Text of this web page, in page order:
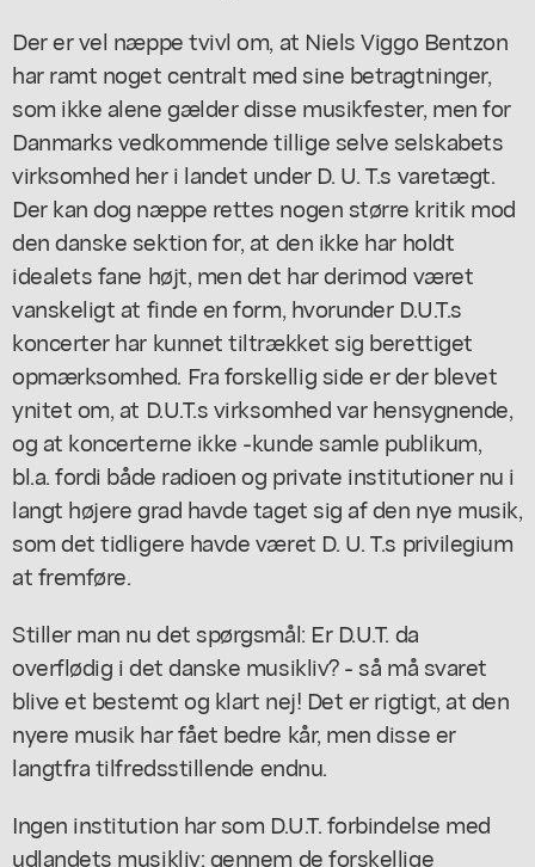
Der er vel næppe tvivl om, at Niels Viggo Bentzon
har ramt noget centralt med sine betragtninger,
som ikke alene gælder disse musikfester, men for
Danmarks vedkommende tillige selve selskabets
virksomhed her i landet under D. U. T.s varetægt.
Der kan dog næppe rettes nogen større kritik mod
den danske sektion for, at den ikke har holdt
idealets fane højt, men det har derimod været
vanskeligt at finde en form, hvorunder D.U.T.s
koncerter har kunnet tiltrækket sig berettiget
opmærksomhed. Fra forskellig side er der blevet
ynitet om, at D.U.T.s virksomhed var hensygnende,
og at koncerterne ikke -kunde samle publikum,
bl.a. fordi både radioen og private institutioner nu i
langt højere grad havde taget sig af den nye musik,
som det tidligere havde været D. U. T.s privilegium
at fremføre.
Stiller man nu det spørgsmål: Er D.U.T. da
overflødig i det danske musikliv? - så må svaret
blive et bestemt og klart nej! Det er rigtigt, at den
nyere musik har fået bedre kår, men disse er
langtfra tilfredsstillende endnu.
Ingen institution har som D.U.T. forbindelse med
udlandets musikliv; gennem de forskellige